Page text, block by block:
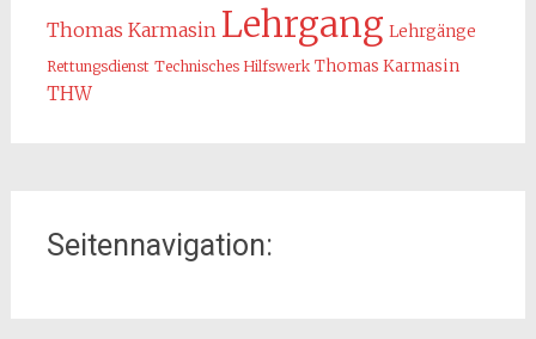
Thomas Karmasin Lehrgang Lehrgänge
Rettungsdienst Technisches Hilfswerk Thomas Karmasin
THW
Seitennavigation: